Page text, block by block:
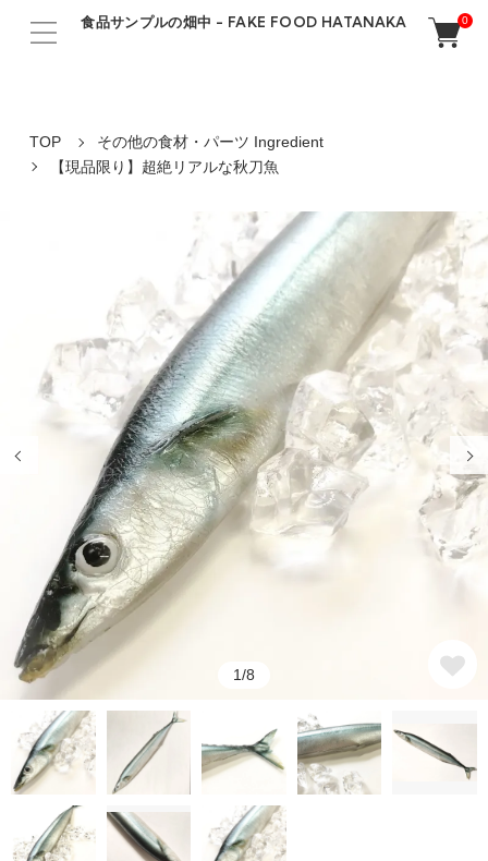
食品サンプルの畑中 - FAKE FOOD HATANAKA 0
TOP
その他の食材・パーツ Ingredient
【現品限り】超絶リアルな秋刀魚
1/8